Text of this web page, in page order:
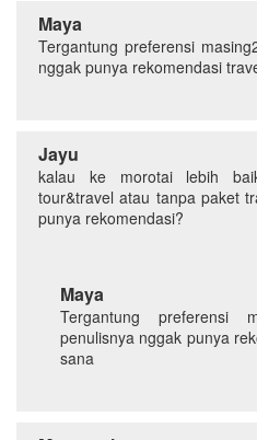
Maya
Tergantung preferensi
nggak punya rekomendasi
Jayu
kalau ke morotai lebih
tour&travel atau tanpa paket
punya rekomendasi?
Maya
Tergantung preferensi
penulisnya nggak punya
sana